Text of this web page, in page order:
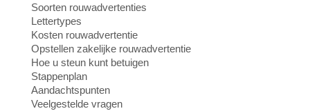
Soorten rouwadvertenties
Lettertypes
Kosten rouwadvertentie
Opstellen zakelijke rouwadvertentie
Hoe u steun kunt betuigen
Stappenplan
Aandachtspunten
Veelgestelde vragen